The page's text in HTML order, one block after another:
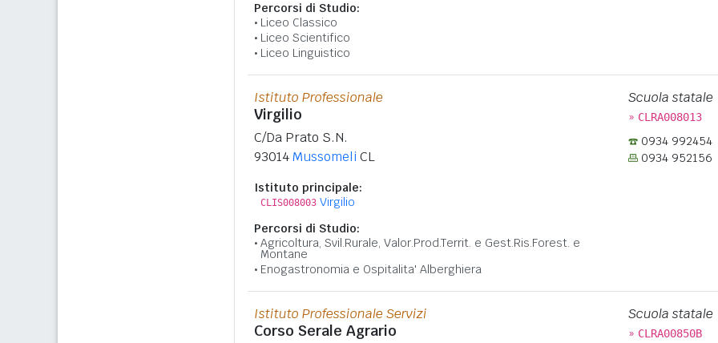
Percorsi di Studio:
Liceo Classico
Liceo Scientifico
Liceo Linguistico
Istituto Professionale
Virgilio
C/Da Prato S.N.
93014Mussomeli CL
Istituto principale:
CLIS008003 Virgilio
Percorsi di Studio:
Agricoltura, Svil.Rurale, Valor.Prod.Territ. e Gest.Ris.Forest. e
Montane
Enogastronomia e Ospitalita' Alberghiera
Scuola statale
» CLRA008013
0934 992454
0934 952156
Istituto Professionale Servizi
Corso Serale Agrario
Scuola statale
» CLRA00850B